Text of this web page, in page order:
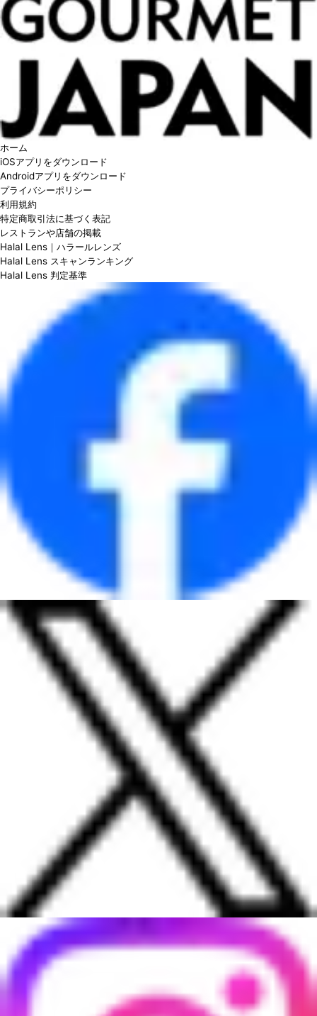
ホーム
iOSアプリをダウンロード
Androidアプリをダウンロード
プライバシーポリシー
利用規約
特定商取引法に基づく表記
レストランや店舗の掲載
Halal Lens｜ハラールレンズ
Halal Lens スキャンランキング
Halal Lens 判定基準